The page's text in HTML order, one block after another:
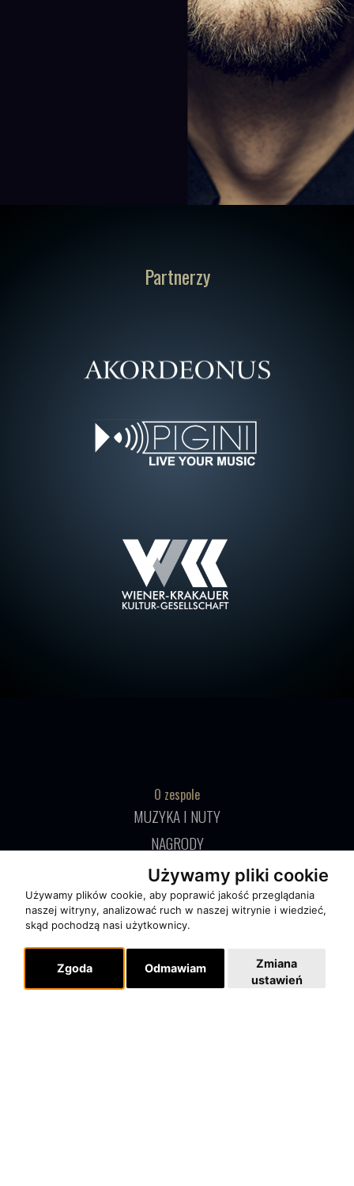
Używamy pliki cookie
Używamy plików cookie, aby poprawić jakość przeglądania
naszej witryny, analizować ruch w naszej witrynie i wiedzieć,
skąd pochodzą nasi użytkownicy.
Zgoda Odmawiam
Zmiana
ustawień
Partnerzy
O zespole
MUZYKA I NUTY
NAGRODY
RECENZJE
Pomoc
KONTAKT
POLITYKA PRYWATNOŚCI